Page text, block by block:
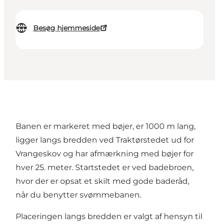
Besøg hjemmeside
Banen er markeret med bøjer, er 1000 m lang,
ligger langs bredden ved Traktørstedet ud for
Vrangeskov og har afmærkning med bøjer for
hver 25. meter. Startstedet er ved badebroen,
hvor der er opsat et skilt med gode baderåd,
når du benytter svømmebanen.
Placeringen langs bredden er valgt af hensyn til